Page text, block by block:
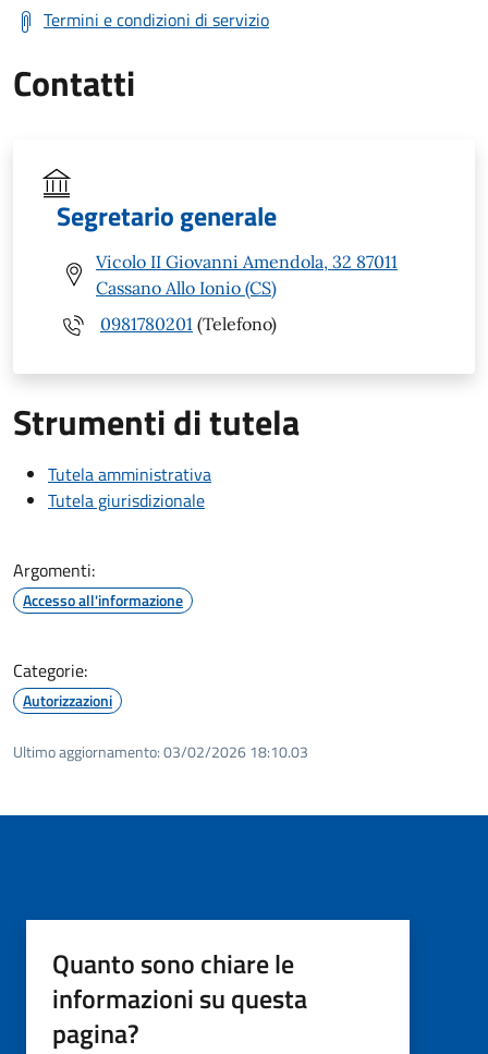
Termini e condizioni di servizio
Contatti
Segretario generale
Vicolo II Giovanni Amendola, 32 87011
Cassano Allo Ionio (CS)
0981780201 (Telefono)
Strumenti di tutela
Tutela amministrativa
Tutela giurisdizionale
Argomenti:
Accesso all'informazione
Categorie:
Autorizzazioni
Ultimo aggiornamento:03/02/2026 18:10.03
Quanto sono chiare le
informazioni su questa
pagina?